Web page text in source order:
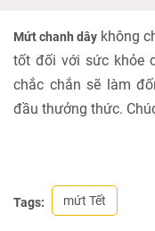
Mứt chanh dây không
tốt đối với sức khỏe
chắc chắn sẽ làm
đầu thưởng thức.
Tags: mứt Tết